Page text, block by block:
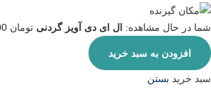
شما در حال مشاهده: ال ای دی آویز گردنی تومان
افزودن به سبد خرید
سبد خرید بستن